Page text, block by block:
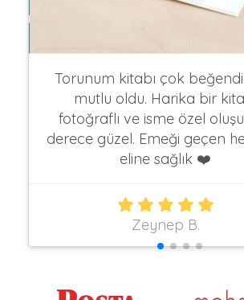
Torunum kitabı çok
mutlu oldu. Harika bir
fotoğraflı ve isme özel
derece güzel. Emeği geçen
eline sağlık ❤️
Zeynep B.